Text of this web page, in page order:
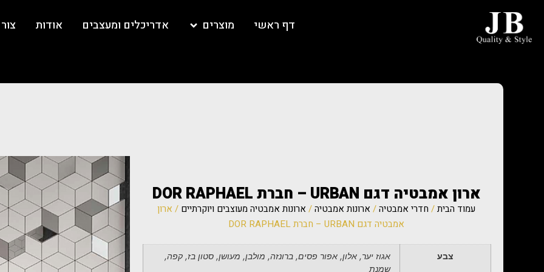
דף ראשי מוצרים אדריכלים ומעצבים אודות
ארון אמבטיה דגם URBAN – חברת DOR RAPHAEL
עמוד הבית/ חדרי אמבטיה/ ארונות אמבטיה/ ארונות אמבטיה מעוצבים ויוקרתיים / ארון
אמבטיה דגם URBAN – חברת DOR RAPHAEL
צבע
אגוז יער, אלון, אפור פסים, ברונזה, מולבן, מעושן, סטון בז, קפה,
שמנת